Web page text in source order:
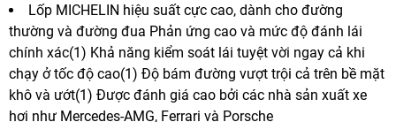
Lốp MICHELIN hiệu suất cực cao, dành cho đường
thường và đường đua Phản ứng cao và mức độ đánh lái
chính xác(1) Khả năng kiểm soát lái tuyệt vời ngay cả khi
chạy ở tốc độ cao(1) Độ bám đường vượt trội cả trên bề mặt
khô và ướt(1) Được đánh giá cao bởi các nhà sản xuất xe
hơi như Mercedes-AMG, Ferrari và Porsche